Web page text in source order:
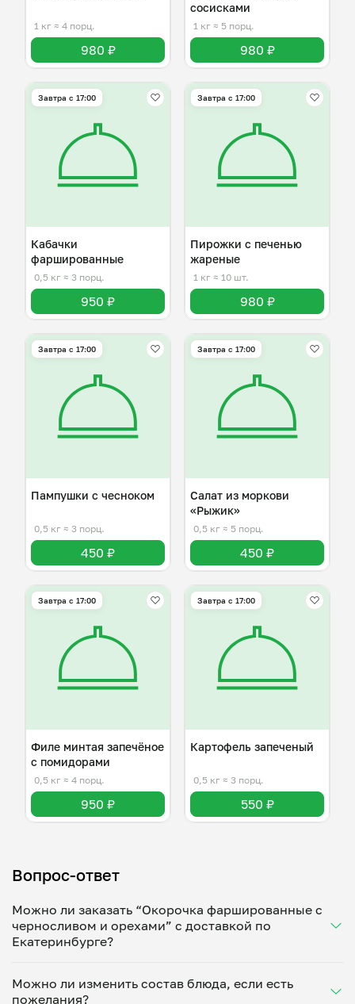
1 кг ≈ 4 порц.
980 ₽
сосисками
1 кг ≈ 5 порц.
980 ₽
Завтра c 17:00
Кабачки
фаршированные
0,5 кг ≈ 3 порц.
950 ₽
Завтра c 17:00
Пирожки с печенью
жареные
1 кг ≈ 10 шт.
980 ₽
Завтра c 17:00
Пампушки с чесноком
0,5 кг ≈ 3 порц.
450 ₽
Завтра c 17:00
Салат из моркови
«Рыжик»
0,5 кг ≈ 5 порц.
450 ₽
Завтра c 17:00
Филе минтая запечёное
с помидорами
0,5 кг ≈ 4 порц.
950 ₽
Завтра c 17:00
Картофель запеченый
0,5 кг ≈ 3 порц.
550 ₽
Вопрос-ответ
Можно ли заказать “Окорочка фаршированные с
черносливом и орехами” с доставкой по
Екатеринбурге?
Укажите удобное время — и получите свежее
Можно ли изменить состав блюда, если есть
пожелания?